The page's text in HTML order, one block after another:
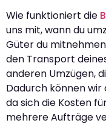
Wie funktioniert die
uns mit, wann du
Güter du
den Transport
anderen Umzügen,
Dadurch können
da sich die Kosten
mehrere Aufträge